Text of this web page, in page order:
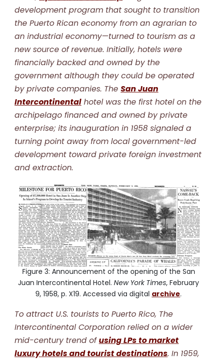
development program that sought to transition
the Puerto Rican economy from an agrarian to
an industrial economy—turned to tourism as a
new source of revenue. Initially, hotels were
financially backed and owned by the
government although they could be operated
by private companies. The San Juan
Intercontinental hotel was the first hotel on the
archipelago financed and owned by private
enterprise; its inauguration in 1958 signaled a
turning point away from local government-led
development toward private foreign investment
and extraction.
Figure 3: Announcement of the opening of the San
Juan Intercontinental Hotel. New York Times, February
9, 1958, p. X19. Accessed via digital archive.
To attract U.S. tourists to Puerto Rico, The
Intercontinental Corporation relied on a wider
mid-century trend ofusing LPs to market
luxury hotels and tourist destinations. In 1959,